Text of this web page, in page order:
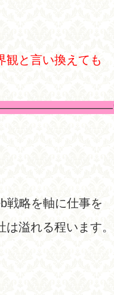
観と言い換えても
戦略を軸に仕事を
は溢れる程います。